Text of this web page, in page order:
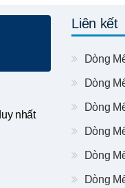
nhất
Liên kết
Dòng
Dòng
Dòng
Dòng
Dòng
Dòng